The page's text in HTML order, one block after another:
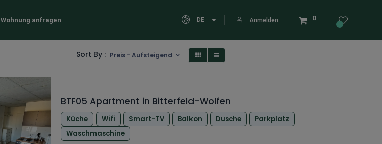
0
Anmelden
DE
Wohnung anfragen
Sort By : Preis - Aufsteigend
BTF05 Apartment in Bitterfeld-Wolfen
Küche Wifi Smart-TV Balkon Dusche
Parkplatz
Waschmaschine